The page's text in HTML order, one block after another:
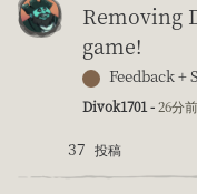
Removing
game!
Feedback +
Divok1701 -26分前
37 投稿